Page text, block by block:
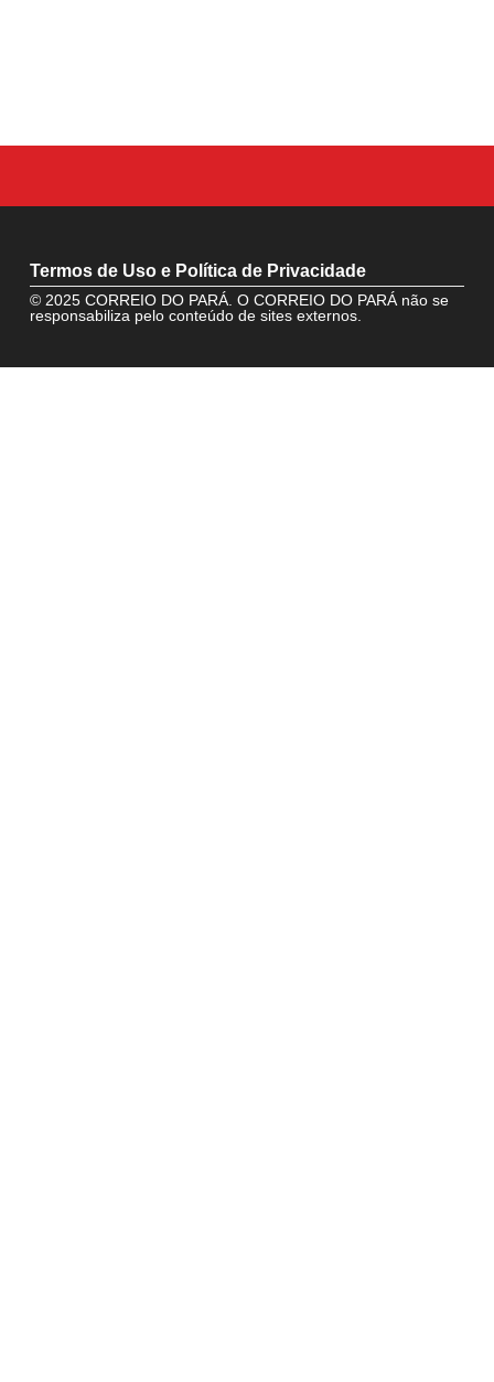
Termos de Uso e Política de Privacidade
© 2025 CORREIO DO PARÁ. O CORREIO DO PARÁ não se
responsabiliza pelo conteúdo de sites externos.